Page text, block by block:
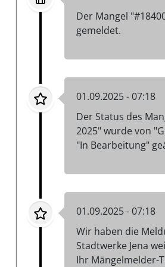
Der Mangel
gemeldet.
01.09.2025 - 07:18
Der Status des
2025" wurde von
"In Bearbeitung"
01.09.2025 - 07:18
Wir haben die
Stadtwerke Jena
Ihr Mängelmelder-